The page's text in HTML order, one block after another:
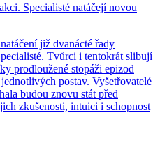
Specialisté natáčejí novou
již dvanácté řady
Tvůrci i tentokrát slibují
prodloužené stopáži epizod
postav. Vyšetřovatelé
budou znovu stát před
zkušenosti, intuici i schopnost